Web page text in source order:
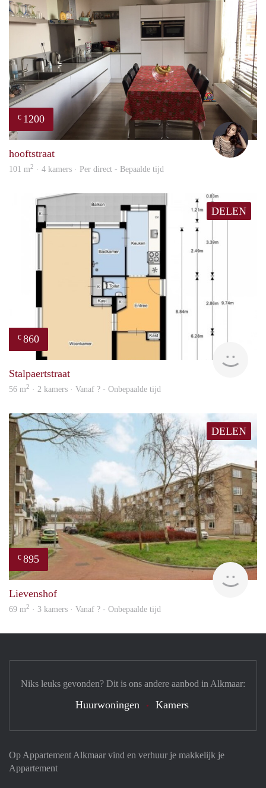
€ 1200
hooftstraat
101 m2 · 4 kamers · Per direct - Bepaalde tijd
DELEN
€ 860
Stalpaertstraat
56 m2 · 2 kamers · Vanaf ? - Onbepaalde tijd
DELEN
€ 895
rent
Lievenshof
69 m2 · 3 kamers · Vanaf ? - Onbepaalde tijd
Op Appartement Alkmaar vind en verhuur je makkelijk je
Appartement
Niks leuks gevonden? Dit is ons andere aanbod in Alkmaar:
Huurwoningen Kamers